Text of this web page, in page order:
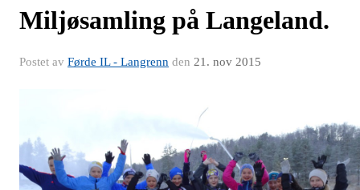
Miljøsamling på Langeland.
Postet av Førde IL - Langrenn den 21. nov 2015